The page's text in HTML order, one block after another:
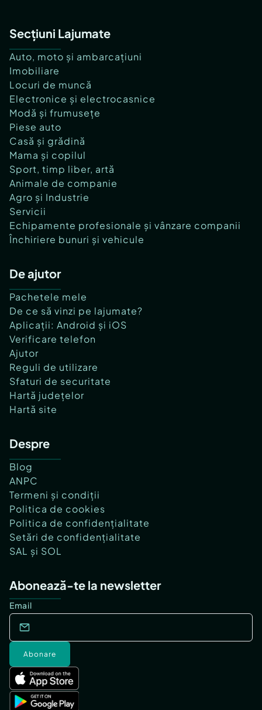
Secțiuni Lajumate
Auto, moto și ambarcațiuni
Imobiliare
Locuri de muncă
Electronice și electrocasnice
Modă și frumusețe
Piese auto
Casă și grădină
Mama și copilul
Sport, timp liber, artă
Animale de companie
Agro și Industrie
Servicii
Echipamente profesionale și vânzare companii
Închiriere bunuri și vehicule
De ajutor
Pachetele mele
De ce să vinzi pe lajumate?
Aplicații: Android și iOS
Verificare telefon
Ajutor
Reguli de utilizare
Sfaturi de securitate
Hartă județelor
Hartă site
Despre
Blog
ANPC
Termeni și condiții
Politica de cookies
Politica de confidențialitate
Setări de confidențialitate
SAL și SOL
Abonează-te la newsletter
Email
Abonare